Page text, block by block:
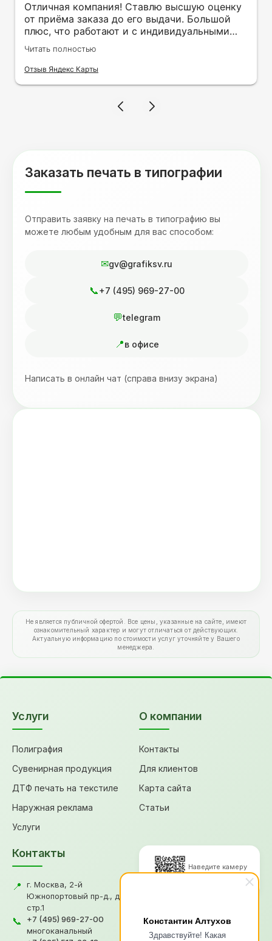
Константин Алтухов
Здравствуйте! Какая
Отличная компания! Ставлю высшую оценку
от приёма заказа до его выдачи. Большой
плюс, что работают и с индивидуальными
заказами. Нелбходимо было нанести принт
на кружку в подарок. Заказ был исполнен
оперативно и ооочень красиво, даже не
терпеливость, отвечала на все мои вопросы.
Читать полностью
Отзыв Яндекс Карты
Заказать печать в типографии
Отправить заявку на печать в типографию вы
можете любым удобным для вас способом:
gv@grafiksv.ru
+7 (495) 969-27-00
telegram
в офисе
Написать в онлайн чат (справа внизу экрана)
Не является публичной офертой. Все цены, указанные на сайте, имеют
ознакомительный характер и могут отличаться от действующих.
Актуальную информацию по стоимости услуг уточняйте у Вашего
менеджера.
Услуги
Полиграфия
Сувенирная продукция
ДТФ печать на текстиле
Наружная реклама
Услуги
О компании
Контакты
Для клиентов
Карта сайта
Статьи
Контакты
📍
г. Москва, 2-й
Южнопортовый пр-д., д.18,
стр.1
📞
+7 (495) 969-27-00
многоканальный
Наведите камеру
для перехода
© 2026, Типография "Графикс